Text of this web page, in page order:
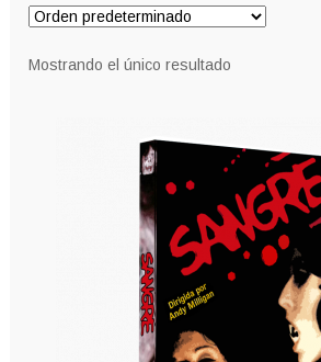
Mostrando el único resultado